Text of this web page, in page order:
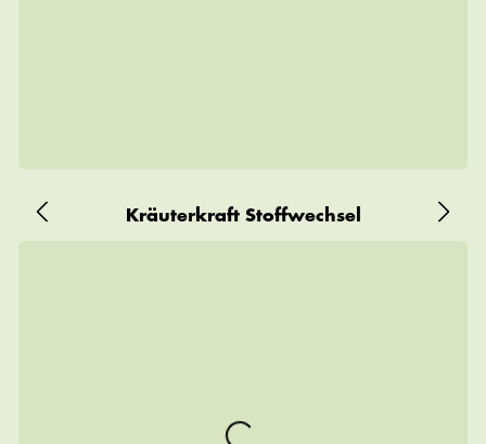
Kräuterkraft Stoffwechsel